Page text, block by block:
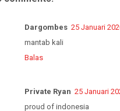
Dargombes 25 Januari
mantab kali
Balas
Private Ryan 25 Januari
proud of indonesia